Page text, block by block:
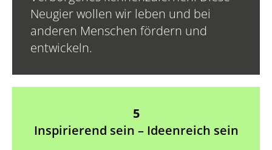
Neugier wollen wir leben und bei
anderen Menschen fördern und
entwickeln.
5
Inspirierend sein – Ideenreich sein